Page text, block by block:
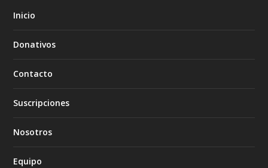
Inicio
Donativos
Contacto
Suscripciones
Nosotros
Equipo